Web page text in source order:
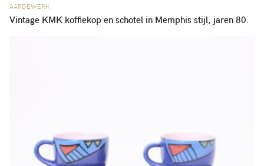
AARDEWERK
Vintage KMK koffiekop en schotel in Memphis stijl, jaren 80.